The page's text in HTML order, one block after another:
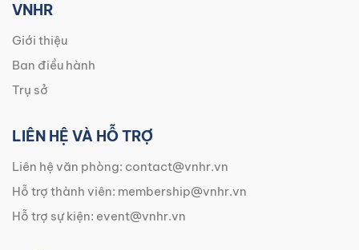
VNHR
Giới thiệu
Ban điều hành
Trụ sở
LIÊN HỆ VÀ HỖ TRỢ
Liên hệ văn phòng: contact@vnhr.vn
Hỗ trợ thành viên: membership@vnhr.vn
Hỗ trợ sự kiện: event@vnhr.vn